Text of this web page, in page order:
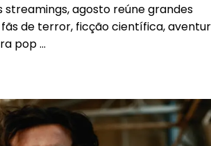
streamings, agosto reúne grandes
de terror, ficção científica,
pop ...